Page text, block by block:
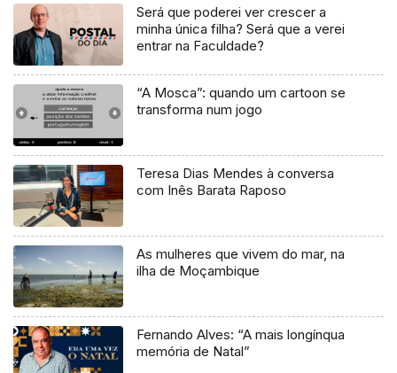
Será que poderei ver crescer a
minha única filha? Será que a verei
entrar na Faculdade?
“A Mosca”: quando um cartoon se
transforma num jogo
Teresa Dias Mendes à conversa
com Inês Barata Raposo
As mulheres que vivem do mar, na
ilha de Moçambique
Fernando Alves: “A mais longínqua
memória de Natal”